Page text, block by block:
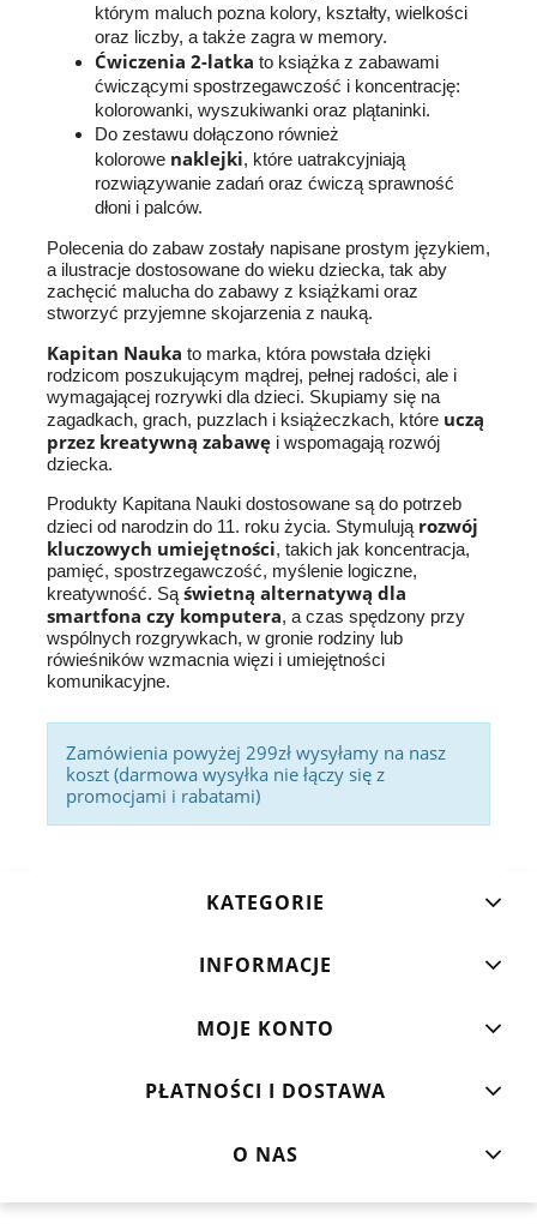
którym maluch pozna kolory, kształty, wielkości
oraz liczby, a także zagra w memory.
Ćwiczenia 2-latka to książka z zabawami
ćwiczącymi spostrzegawczość i koncentrację:
kolorowanki, wyszukiwanki oraz plątaninki.
Do zestawu dołączono również
kolorowe naklejki, które uatrakcyjniają
rozwiązywanie zadań oraz ćwiczą sprawność
dłoni i palców.
Polecenia do zabaw zostały napisane prostym językiem,
a ilustracje dostosowane do wieku dziecka, tak aby
zachęcić malucha do zabawy z książkami oraz
stworzyć przyjemne skojarzenia z nauką.
Kapitan Nauka to marka, która powstała dzięki
rodzicom poszukującym mądrej, pełnej radości, ale i
wymagającej rozrywki dla dzieci. Skupiamy się na
zagadkach, grach, puzzlach i książeczkach, które uczą
przez kreatywną zabawę i wspomagają rozwój
dziecka.
Produkty Kapitana Nauki dostosowane są do potrzeb
dzieci od narodzin do 11. roku życia. Stymulują rozwój
kluczowych umiejętności, takich jak koncentracja,
pamięć, spostrzegawczość, myślenie logiczne,
kreatywność. Są świetną alternatywą dla
smartfona czy komputera, a czas spędzony przy
wspólnych rozgrywkach, w gronie rodziny lub
rówieśników wzmacnia więzi i umiejętności
komunikacyjne.
Zamówienia powyżej 299zł wysyłamy na nasz
koszt (darmowa wysyłka nie łączy się z
promocjami i rabatami)
KATEGORIE
INFORMACJE
MOJE KONTO
PŁATNOŚCI I DOSTAWA
O NAS